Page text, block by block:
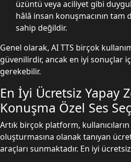
üzüntü veya aciliyet gibi
hâlâ insan konuşmacının
sahip değildir.
Genel olarak, AI TTS birçok
güvenilirdir, ancak en iyi sonuçlar
gerekebilir.
En İyi Ücretsiz Yapay
Konuşma Özel Ses
Artık birçok platform,
oluşturmasına olanak tanıyan
araçları sunmaktadır. En iyi